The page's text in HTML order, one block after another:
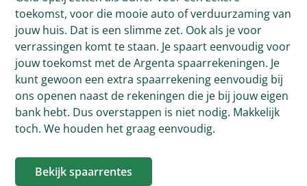
toekomst, voor die mooie auto of verduurzaming van
jouw huis. Dat is een slimme zet. Ook als je voor
verrassingen komt te staan. Je spaart eenvoudig voor
jouw toekomst met de Argenta spaarrekeningen. Je
kunt gewoon een extra spaarrekening eenvoudig bij
ons openen naast de rekeningen die je bij jouw eigen
bank hebt. Dus overstappen is niet nodig. Makkelijk
toch. We houden het graag eenvoudig.
Bekijk spaarrentes